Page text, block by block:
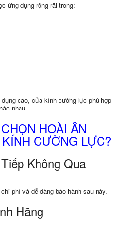
ứng dụng rộng rãi trong:
cao, cửa kính cường lực phù hợp
nhau.
HOÀI ÂN
CƯỜNG LỰC?
Không Qua
phí và dễ dàng bảo hành sau này.
Hãng